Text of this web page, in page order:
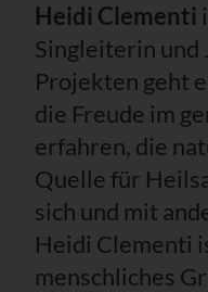
Heidi Clementi
Singleiterin und
Projekten geht
die Freude im
erfahren, die
Quelle für
sich und mit
Heidi Clementi
menschliches